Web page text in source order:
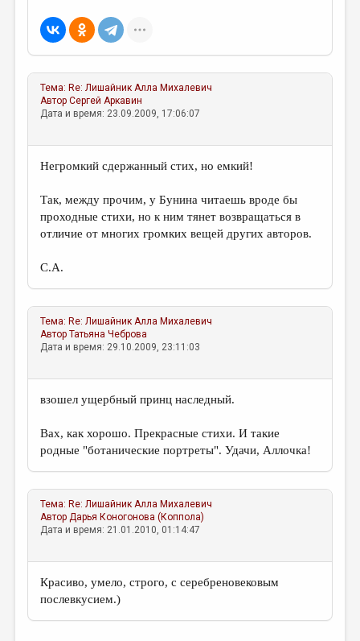
КУЛЬТУРОВЕДЕНИЕ
ПУБЛИЦИСТИКА
РЕЦЕНЗИРОВАНИЕ
ВКОНТАКТЕ
Тема: Re: Лишайник Алла Михалевич
АвторСергей Аркавин
Дата и время: 23.09.2009, 17:06:07
Негромкий сдержанный стих, но емкий!
Так, между прочим, у Бунина читаешь вроде бы
проходные стихи, но к ним тянет возвращаться в
отличие от многих громких вещей других авторов.
С.А.
Тема: Re: Лишайник Алла Михалевич
АвторТатьяна Чеброва
Дата и время: 29.10.2009, 23:11:03
взошел ущербный принц наследный.
Вах, как хорошо. Прекрасные стихи. И такие
родные "ботанические портреты". Удачи, Аллочка!
Тема: Re: Лишайник Алла Михалевич
АвторДарья Коногонова (Коппола)
Дата и время: 21.01.2010, 01:14:47
Красиво, умело, строго, с серебреновековым
послевкусием.)